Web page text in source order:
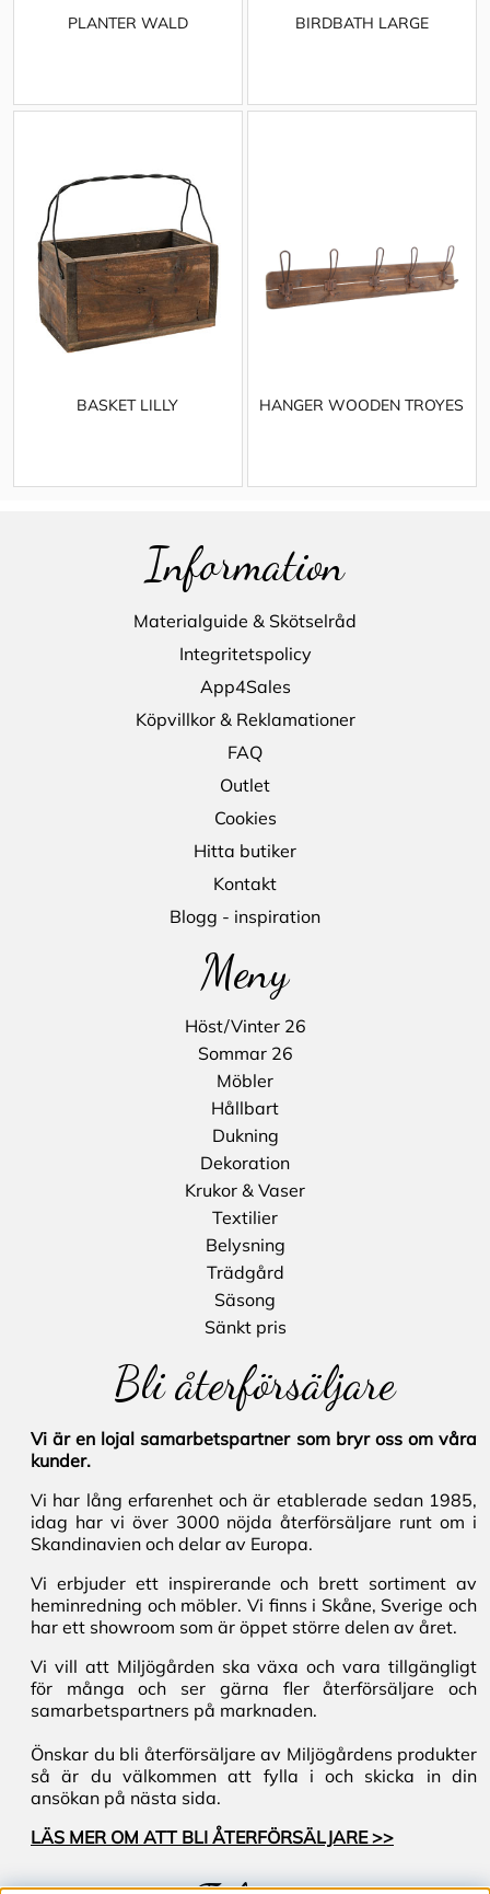
PLANTER WALD BIRDBATH LARGE
BASKET LILLY HANGER WOODEN TROYES
Information
Materialguide & Skötselråd
Integritetspolicy
App4Sales
Köpvillkor & Reklamationer
FAQ
Outlet
Cookies
Hitta butiker
Kontakt
Blogg - inspiration
Meny
Höst/Vinter 26
Sommar 26
Möbler
Hållbart
Dukning
Dekoration
Krukor & Vaser
Textilier
Belysning
Trädgård
Säsong
Sänkt pris
Bli återförsäljare
Vi är en lojal samarbetspartner som bryr oss om våra
kunder.
Vi har lång erfarenhet och är etablerade sedan 1985,
idag har vi över 3000 nöjda återförsäljare runt om i
Skandinavien och delar av Europa.
Vi erbjuder ett inspirerande och brett sortiment av
heminredning och möbler. Vi finns i Skåne, Sverige och
har ett showroom som är öppet större delen av året.
Vi vill att Miljögården ska växa och vara tillgängligt
för många och ser gärna fler återförsäljare och
samarbetspartners på marknaden.
Önskar du bli återförsäljare av Miljögårdens produkter
så är du välkommen att fylla i och skicka in din
ansökan på nästa sida.
LÄS MER OM ATT BLI ÅTERFÖRSÄLJARE >>